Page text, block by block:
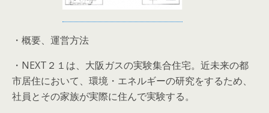
・概要、運営方法
・NEXT２１は、大阪ガスの実験集合住宅。近未来の都
市居住において、環境・エネルギーの研究をするため、
社員とその家族が実際に住んで実験する。